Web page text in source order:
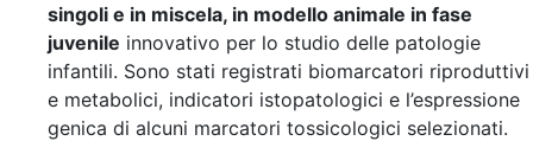
singoli e in miscela, in modello animale in fase
juvenile innovativo per lo studio delle patologie
infantili. Sono stati registrati biomarcatori riproduttivi
e metabolici, indicatori istopatologici e l’espressione
genica di alcuni marcatori tossicologici selezionati.